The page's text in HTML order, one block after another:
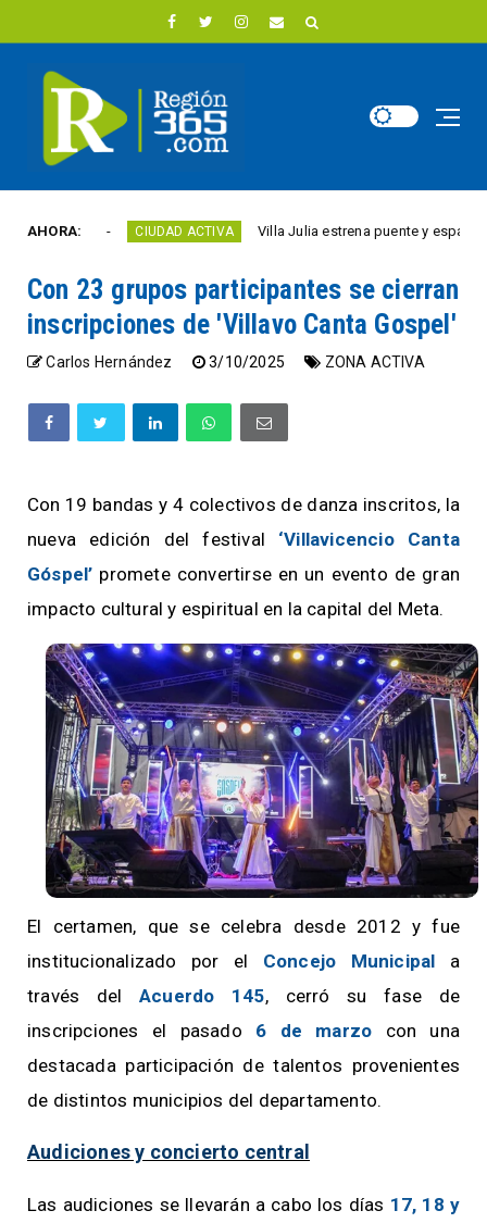
AHORA:
año CIUDAD ACTIVA Villa Julia estrena puente y espacios
Con 23 grupos participantes se cierran
inscripciones de 'Villavo Canta Gospel'
Carlos Hernández 3/10/2025 ZONA ACTIVA
Con 19 bandas y 4 colectivos de danza inscritos, la
nueva edición del festival ‘Villavicencio Canta
Góspel’ promete convertirse en un evento de gran
impacto cultural y espiritual en la capital del Meta.
El certamen, que se celebra desde 2012 y fue
institucionalizado por el Concejo Municipal a
través delAcuerdo 145, cerró su fase de
inscripciones el pasado 6 de marzo con una
destacada participación de talentos provenientes
de distintos municipios del departamento.
Audiciones y concierto central
Las audiciones se llevarán a cabo los días 17, 18 y